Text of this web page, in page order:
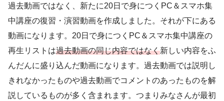
過去動画ではなく、新たに20日で身につくPC＆スマホ集
中講座の復習・演習動画を作成しました。それが下にある
動画になります。20日で身につくPC＆スマホ集中講座の
再生リストは過去動画の同じ内容ではなく新しい内容をふ
んだんに盛り込んだ動画になります。過去動画では説明し
きれなかったものや過去動画でコメントのあったものを解
説しているものが多く含まれます。つまりみなさんが最初